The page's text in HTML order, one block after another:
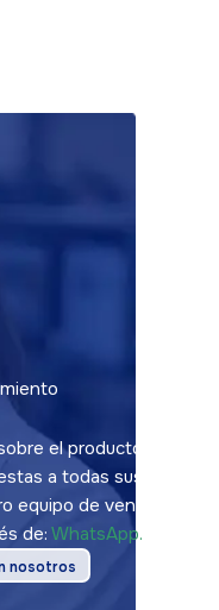
el producto,
a todas sus
equipo de ventas.
de:WhatsApp.
nosotros